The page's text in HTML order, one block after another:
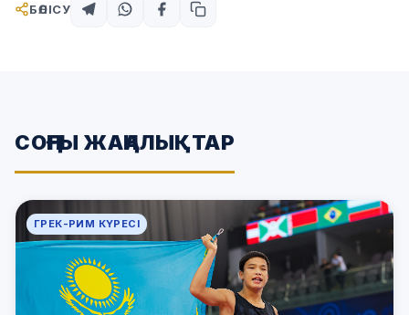
БӨЛІСУ
СОҢҒЫ ЖАҢАЛЫҚТАР
ГРЕК-РИМ КҮРЕСІ